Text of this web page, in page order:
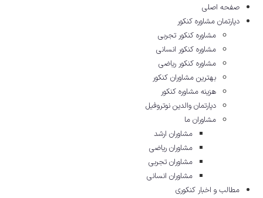
صفحه اصلی
دپارتمان مشاوره کنکور
مشاوره کنکور تجربی
مشاوره کنکور انسانی
مشاوره کنکور ریاضی
بهترین مشاوران کنکور
هزینه مشاوره کنکور
دپارتمان والدین نوتروفیل
مشاوران ما
مشاوران ارشد
مشاوران ریاضی
مشاوران تجربی
مشاوران انسانی
مطالب و اخبار کنکوری